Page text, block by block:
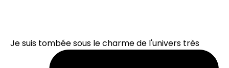
Je suis tombée sous le charme de l'univers très